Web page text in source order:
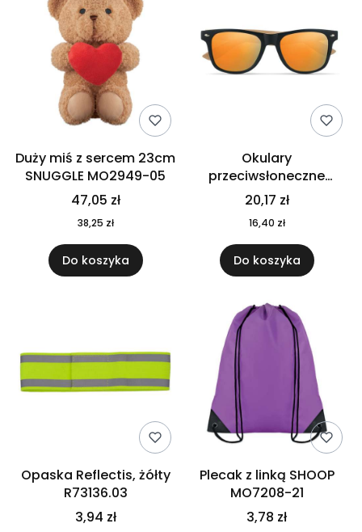
Duży miś z sercem 23cm
SNUGGLE MO2949-05
47,05 zł
38,25 zł
Do koszyka
Okulary
przeciwsłoneczne
CALIFORNIA TOUCH
MO9617-10
20,17 zł
16,40 zł
Do koszyka
Opaska Reflectis, żółty
R73136.03
3,94 zł
Plecak z linką SHOOP
MO7208-21
3,78 zł